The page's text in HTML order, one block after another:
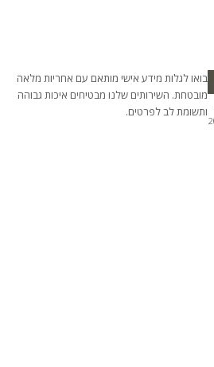
בואו לגלות מידע אישי מותאם עם אחריות מלאה
מובטחת. השירותים שלנו מבטיחים איכות גבוהה
ותשומת לב לפרטים.